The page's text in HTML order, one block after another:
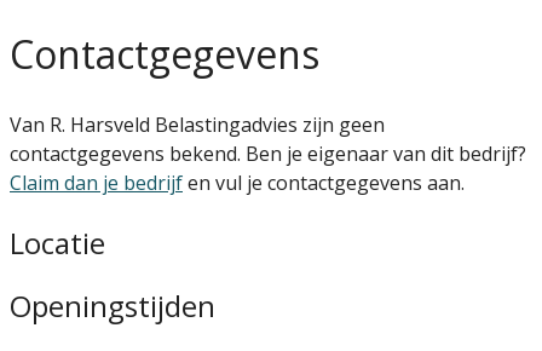
Contactgegevens
Van R. Harsveld Belastingadvies zijn geen
contactgegevens bekend. Ben je eigenaar van dit bedrijf?
Claim dan je bedrijfen vul je contactgegevens aan.
Locatie
Openingstijden